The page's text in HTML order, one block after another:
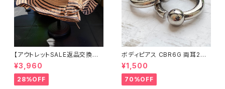
【アウトレットSALE返品交換不
可8/20まで】つば広サマーハッ
ト・通気性・軽量 ワイヤー入りハ
ット ボーダー＆BIGリボン・女優
帽 UV/紫外線対策 レディースハ
¥3,960
28%OFF
ボディピアス CBR6G 両耳2個
セット 1ボール ネジ式 簡単脱着
サージカルステンレス NY直輸
入
¥1,500
70%OFF